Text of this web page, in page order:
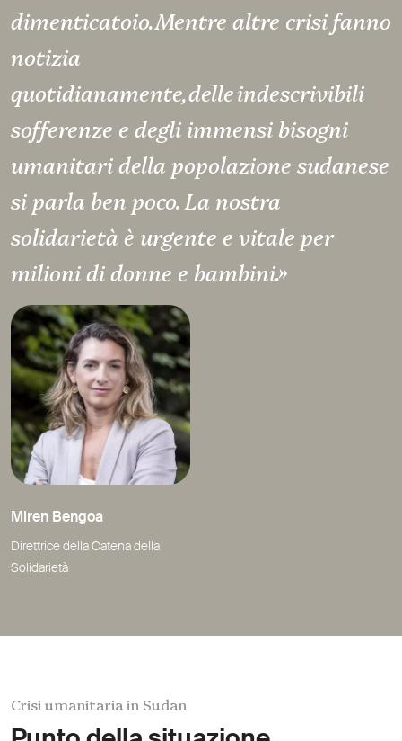
dimenticatoio. Mentre altre crisi fanno
notizia
quotidianamente, delle indescrivibili
sofferenze e degli immensi bisogni
umanitari della popolazione sudanese
si parla ben poco. La nostra
solidarietà è urgente e vitale per
milioni di donne e bambini.»
Miren Bengoa
Direttrice della Catena della
Solidarietà
Crisi umanitaria in Sudan